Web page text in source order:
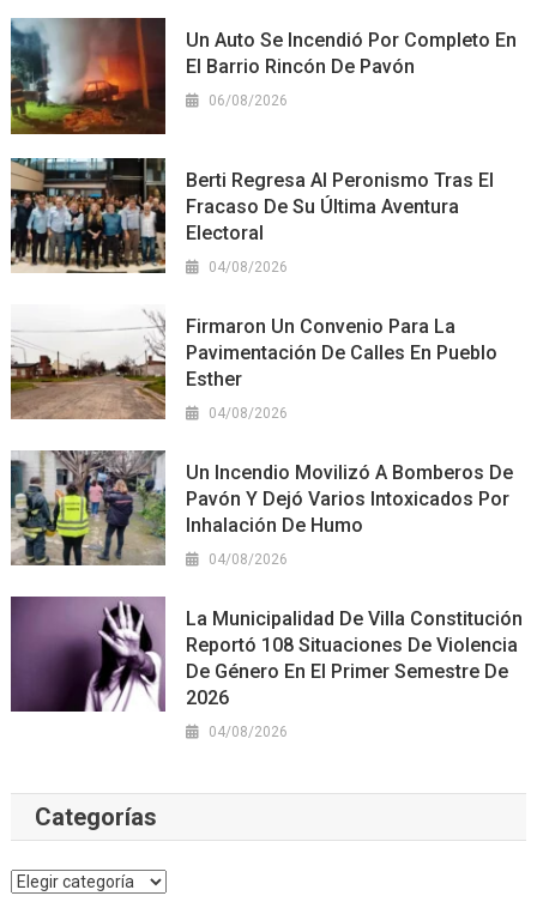
Un Auto Se Incendió Por Completo En
El Barrio Rincón De Pavón
06/08/2026
Berti Regresa Al Peronismo Tras El
Fracaso De Su Última Aventura
Electoral
04/08/2026
Firmaron Un Convenio Para La
Pavimentación De Calles En Pueblo
Esther
04/08/2026
Un Incendio Movilizó A Bomberos De
Pavón Y Dejó Varios Intoxicados Por
Inhalación De Humo
04/08/2026
La Municipalidad De Villa Constitución
Reportó 108 Situaciones De Violencia
De Género En El Primer Semestre De
2026
04/08/2026
Categorías
Categorías